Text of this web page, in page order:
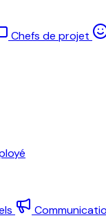
Chefs de projet